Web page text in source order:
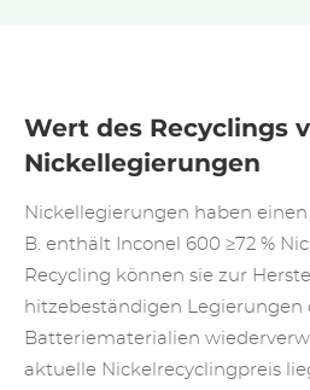
Wert des Recyclings
Nickellegierungen
Nickellegierungen haben
B. enthält Inconel 600 ≥72 %
Recycling können sie zur
hitzebeständigen Legierungen
Batteriematerialien
aktuelle Nickelrecyclingpreis